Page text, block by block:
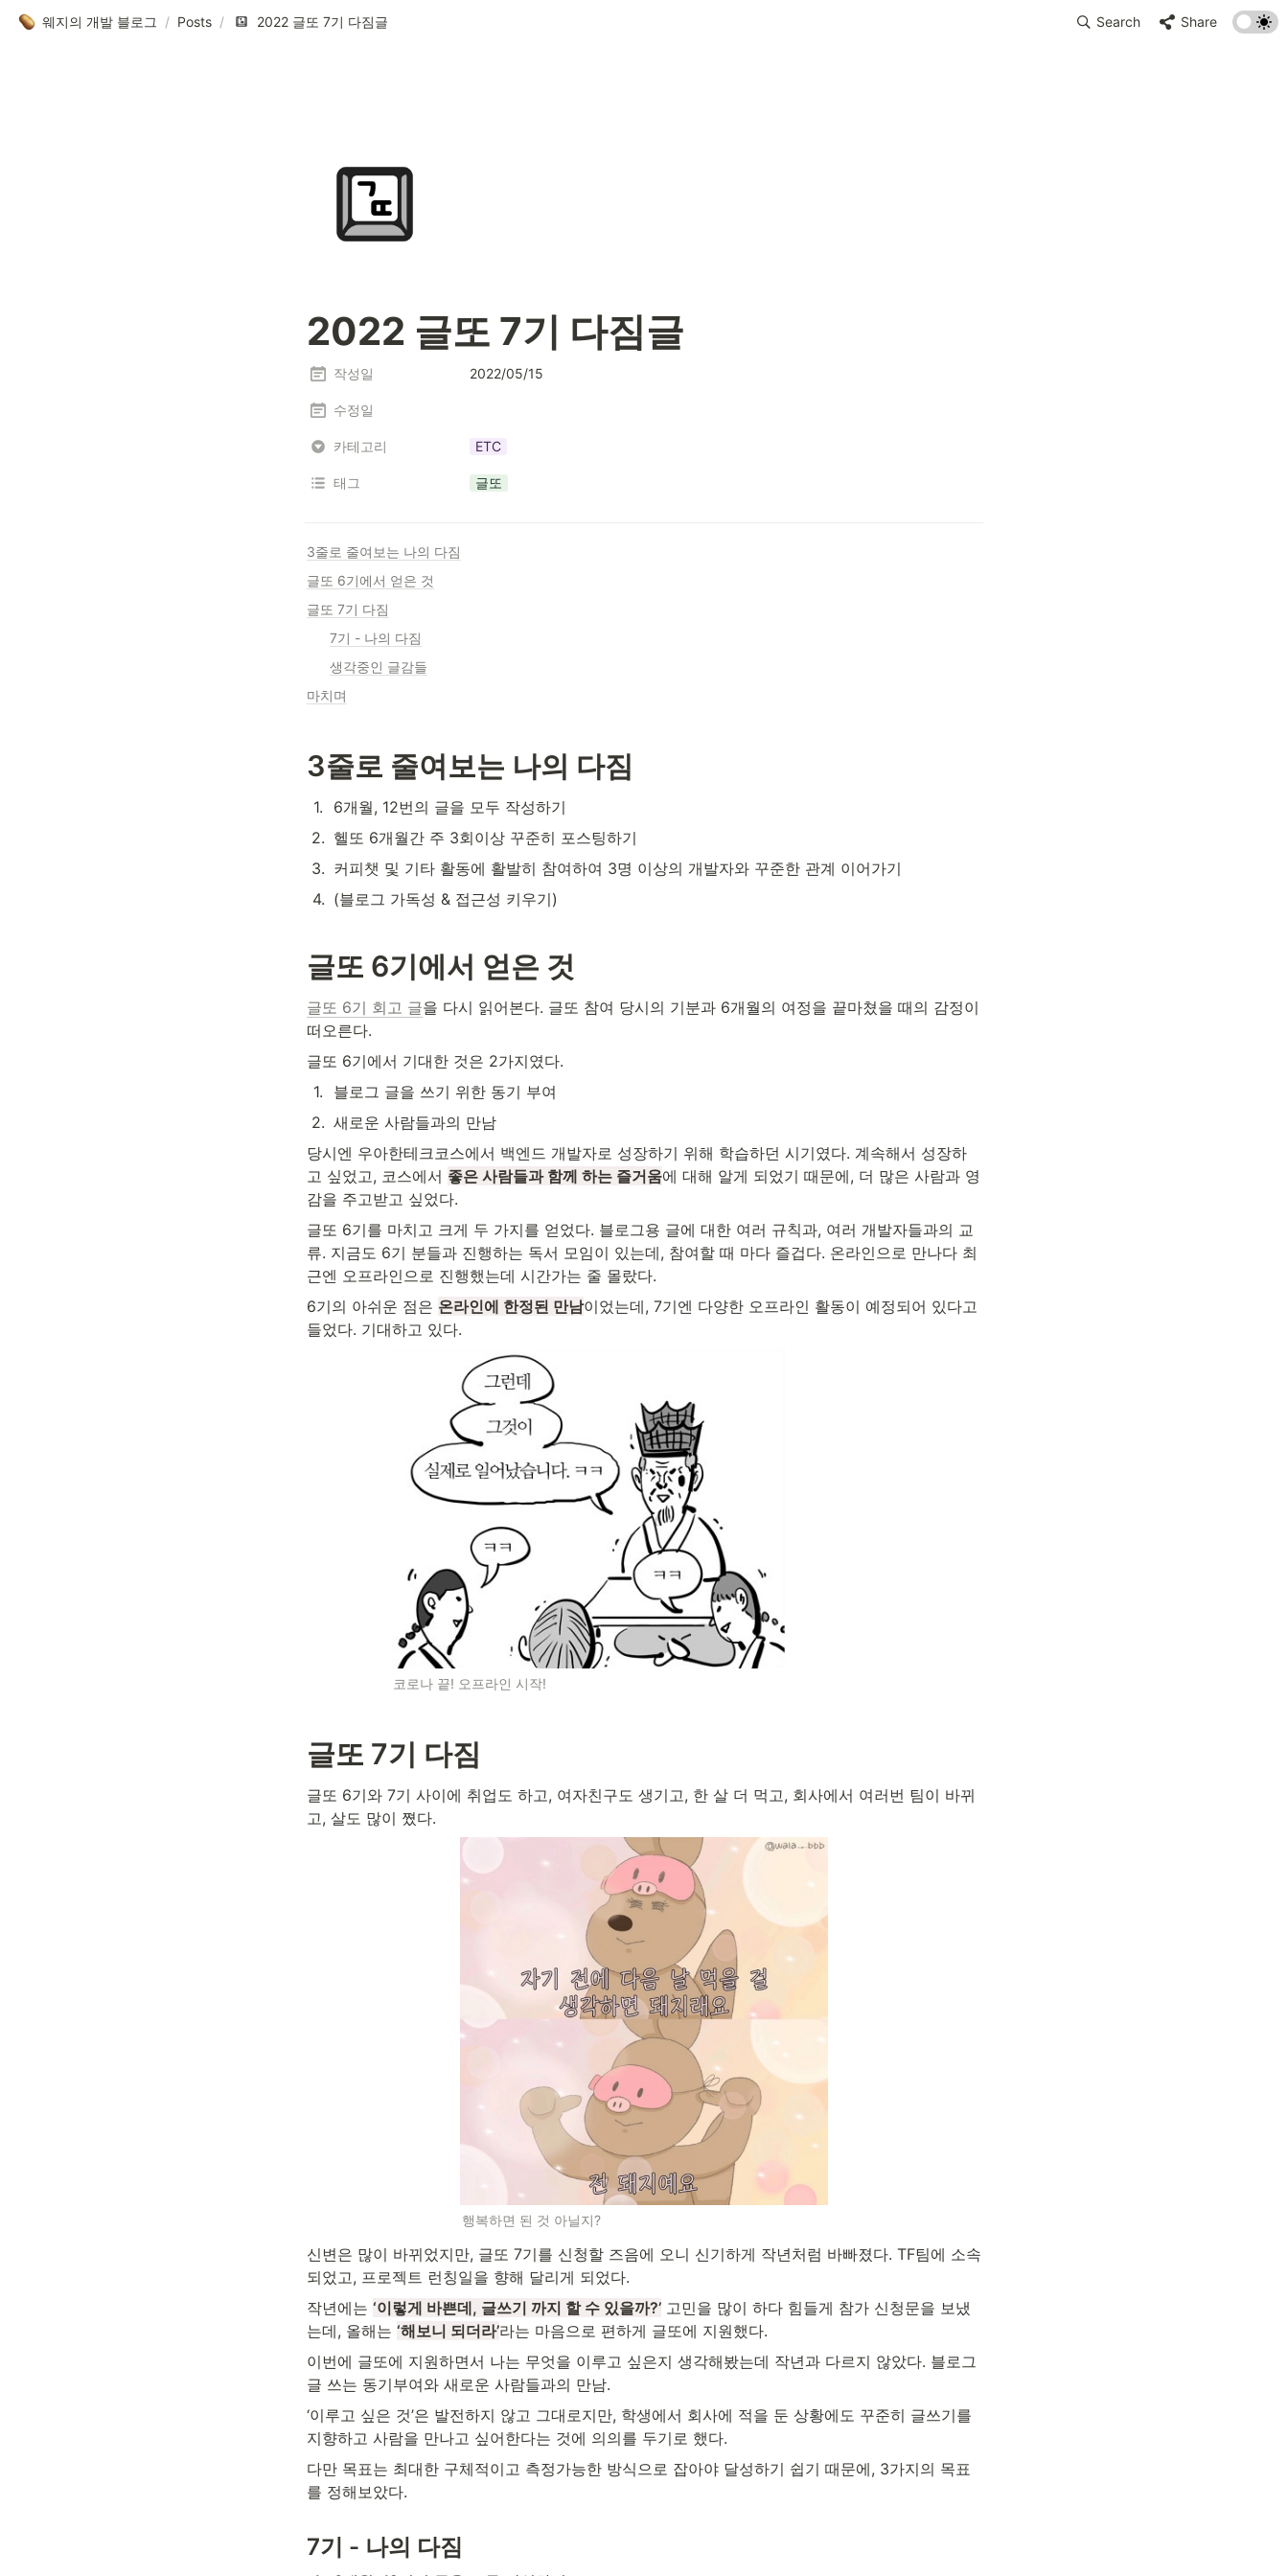
웨지의 개발 블로그 / Posts / 2022 글또 7기 다짐글 Search Share
2022 글또 7기 다짐글
작성일 2022/05/15
수정일
카테고리 ETC
태그 글또
3줄로 줄여보는 나의 다짐
글또 6기에서 얻은 것
글또 7기 다짐
7기 - 나의 다짐
생각중인 글감들
마치며
3줄로 줄여보는 나의 다짐
1.
6개월, 12번의 글을 모두 작성하기
2. 헬또 6개월간 주 3회이상 꾸준히 포스팅하기
3. 커피챗 및 기타 활동에 활발히 참여하여 3명 이상의 개발자와 꾸준한 관계 이어가기
4. (블로그 가독성 & 접근성 키우기)
글또 6기에서 얻은 것
글또 6기 회고 글을 다시 읽어본다. 글또 참여 당시의 기분과 6개월의 여정을 끝마쳤을 때의 감정이
떠오른다.
글또 6기에서 기대한 것은 2가지였다.
1.
블로그 글을 쓰기 위한 동기 부여
2. 새로운 사람들과의 만남
당시엔 우아한테크코스에서 백엔드 개발자로 성장하기 위해 학습하던 시기였다. 계속해서 성장하
고 싶었고, 코스에서 좋은 사람들과 함께 하는 즐거움에 대해 알게 되었기 때문에, 더 많은 사람과 영
감을 주고받고 싶었다.
글또 6기를 마치고 크게 두 가지를 얻었다. 블로그용 글에 대한 여러 규칙과, 여러 개발자들과의 교
류. 지금도 6기 분들과 진행하는 독서 모임이 있는데, 참여할 때 마다 즐겁다. 온라인으로 만나다 최
근엔 오프라인으로 진행했는데 시간가는 줄 몰랐다.
6기의 아쉬운 점은 온라인에 한정된 만남이었는데, 7기엔 다양한 오프라인 활동이 예정되어 있다고
들었다. 기대하고 있다.
코로나 끝! 오프라인 시작!
글또 7기 다짐
글또 6기와 7기 사이에 취업도 하고, 여자친구도 생기고, 한 살 더 먹고, 회사에서 여러번 팀이 바뀌
고, 살도 많이 쪘다.
행복하면 된 것 아닐지?
신변은 많이 바뀌었지만, 글또 7기를 신청할 즈음에 오니 신기하게 작년처럼 바빠졌다. TF팀에 소속
되었고, 프로젝트 런칭일을 향해 달리게 되었다.
작년에는 ‘이렇게 바쁜데, 글쓰기 까지 할 수 있을까?’ 고민을 많이 하다 힘들게 참가 신청문을 보냈
는데, 올해는 ‘해보니 되더라’라는 마음으로 편하게 글또에 지원했다.
이번에 글또에 지원하면서 나는 무엇을 이루고 싶은지 생각해봤는데 작년과 다르지 않았다. 블로그
글 쓰는 동기부여와 새로운 사람들과의 만남.
‘이루고 싶은 것’은 발전하지 않고 그대로지만, 학생에서 회사에 적을 둔 상황에도 꾸준히 글쓰기를
지향하고 사람을 만나고 싶어한다는 것에 의의를 두기로 했다.
다만 목표는 최대한 구체적이고 측정가능한 방식으로 잡아야 달성하기 쉽기 때문에, 3가지의 목표
를 정해보았다.
7기 - 나의 다짐